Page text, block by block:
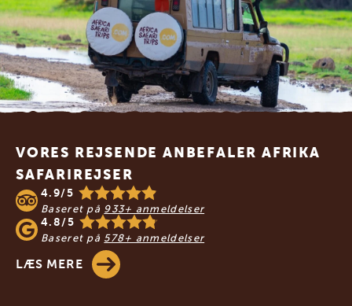
VORES REJSENDE ANBEFALER AFRIKA
SAFARIREJSER
4.9/5
Baseret på 933+ anmeldelser
4.8/5
Baseret på 578+ anmeldelser
LÆS MERE